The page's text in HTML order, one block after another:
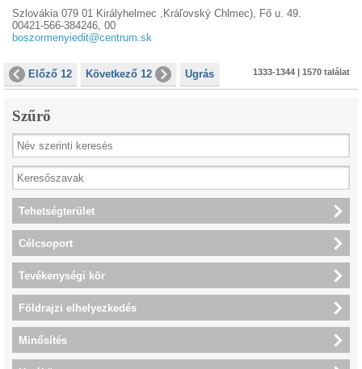
Szlovákia 079 01 Királyhelmec ,Kráľovský Chlmec), Fő u. 49.
00421-566-384246, 00
boszormenyiedit@centrum.sk
Előző 12 Következő 12 Ugrás 1333-1344 | 1570 találat
Szűrő
Tehetségterület
Célcsoport
Tevékenységi kör
Földrajzi elhelyezkedés
Minősítés